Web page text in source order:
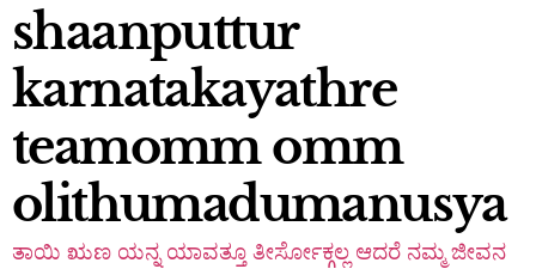
shaanputtur
karnatakayathre
teamomm omm
olithumadumanusya
ತಾಯಿ ಋಣ ಯನ್ನ ಯಾವತ್ತೂ ತೀರ್ಸೋಕ್ಗಲ್ಲ ಆದರೆ ನಮ್ಮ ಜೀವನ